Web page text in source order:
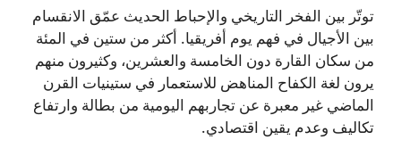
توتّر بين الفخر التاريخي والإحباط الحديث عمّق الانقسام
بين الأجيال في فهم يوم أفريقيا. أكثر من ستين في المئة
من سكان القارة دون الخامسة والعشرين، وكثيرون منهم
يرون لغة الكفاح المناهض للاستعمار في ستينيات القرن
الماضي غير معبرة عن تجاربهم اليومية من بطالة وارتفاع
تكاليف وعدم يقين اقتصادي.